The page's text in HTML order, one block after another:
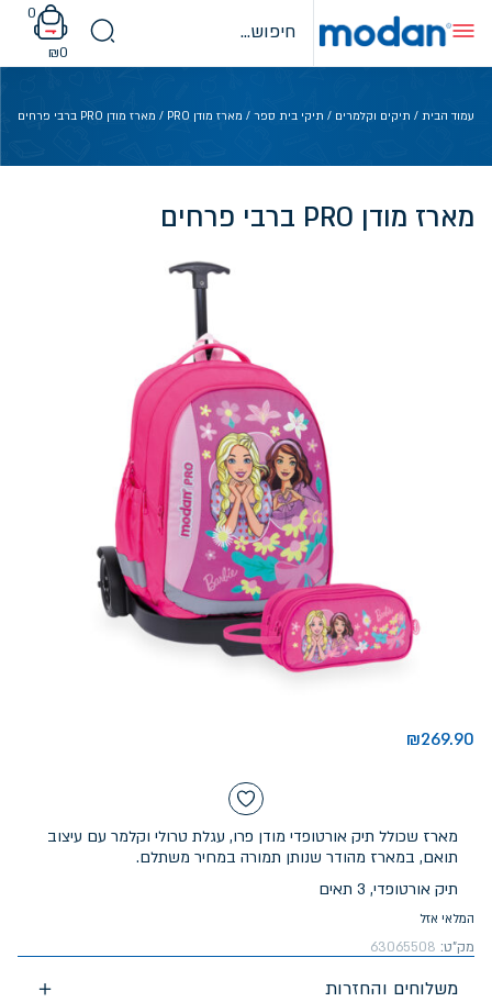
content
0
₪0
עמוד הבית / תיקים וקלמרים / תיקי בית ספר / מארז מודן PRO / מארז מודן PRO ברבי פרחים
מארז מודן PRO ברבי פרחים
₪269.90
מארז שכולל תיק אורטופדי מודן פרו, עגלת טרולי וקלמר עם עיצוב
תואם, במארז מהודר שנותן תמורה במחיר משתלם.
תיק אורטופדי, 3 תאים
המלאי אזל
מק"ט: 63065508
משלוחים והחזרות